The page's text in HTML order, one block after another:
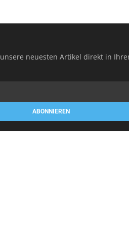
neuesten Artikel direkt in
ABONNIEREN